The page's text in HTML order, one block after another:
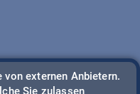
von externen Anbietern.
Sie zulassen